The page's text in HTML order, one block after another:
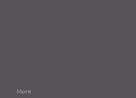
More